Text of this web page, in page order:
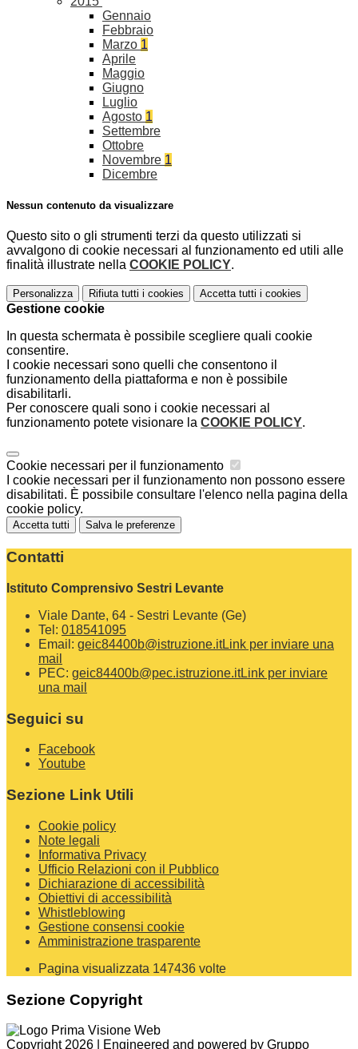
Gennaio
Febbraio
Marzo 1
Aprile
Maggio
Giugno
Luglio
Agosto 1
Settembre
Ottobre
Novembre 1
Dicembre
Nessun contenuto da visualizzare
Questo sito o gli strumenti terzi da questo utilizzati si
avvalgono di cookie necessari al funzionamento ed utili alle
finalità illustrate nella COOKIE POLICY.
Personalizza Rifiuta tutti i cookies Accetta tutti i cookies
Gestione cookie
In questa schermata è possibile scegliere quali cookie
consentire.
I cookie necessari sono quelli che consentono il
funzionamento della piattaforma e non è possibile
disabilitarli.
Per conoscere quali sono i cookie necessari al
funzionamento potete visionare la COOKIE POLICY.
Cookie necessari per il funzionamento
I cookie necessari per il funzionamento non possono essere
disabilitati. È possibile consultare l'elenco nella pagina della
cookie policy.
Accetta tutti Salva le preferenze
Contatti
Istituto Comprensivo Sestri Levante
Viale Dante, 64 - Sestri Levante (Ge)
Tel: 018541095
Email: geic84400b@istruzione.itLink per inviare una
mail
PEC: geic84400b@pec.istruzione.itLink per inviare
una mail
Seguici su
Facebook
Youtube
Sezione Link Utili
Cookie policy
Note legali
Informativa Privacy
Ufficio Relazioni con il Pubblico
Dichiarazione di accessibilità
Obiettivi di accessibilità
Whistleblowing
Gestione consensi cookie
Amministrazione trasparente
Pagina visualizzata 147436 volte
Sezione Copyright
Copyright 2026 | Engineered and powered by Gruppo